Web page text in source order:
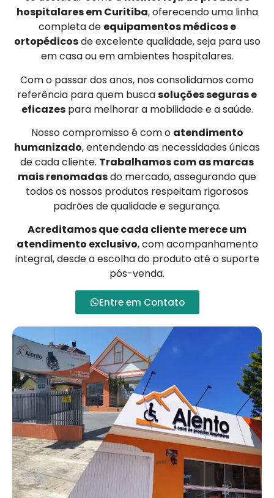
hospitalares em Curitiba, oferecendo uma linha
completa de equipamentos médicos e
ortopédicosde excelente qualidade, seja para uso
em casa ou em ambientes hospitalares.
Com o passar dos anos, nos consolidamos como
referência para quem buscasoluções seguras e
eficazespara melhorar a mobilidade e a saúde.
Nosso compromisso é com o atendimento
humanizado, entendendo as necessidades únicas
de cada cliente. Trabalhamos com as marcas
mais renomadasdo mercado, assegurando que
todos os nossos produtos respeitam rigorosos
padrões de qualidade e segurança.
Acreditamos que cada cliente merece um
atendimento exclusivo, com acompanhamento
integral, desde a escolha do produto até o suporte
pós-venda.
Entre em Contato